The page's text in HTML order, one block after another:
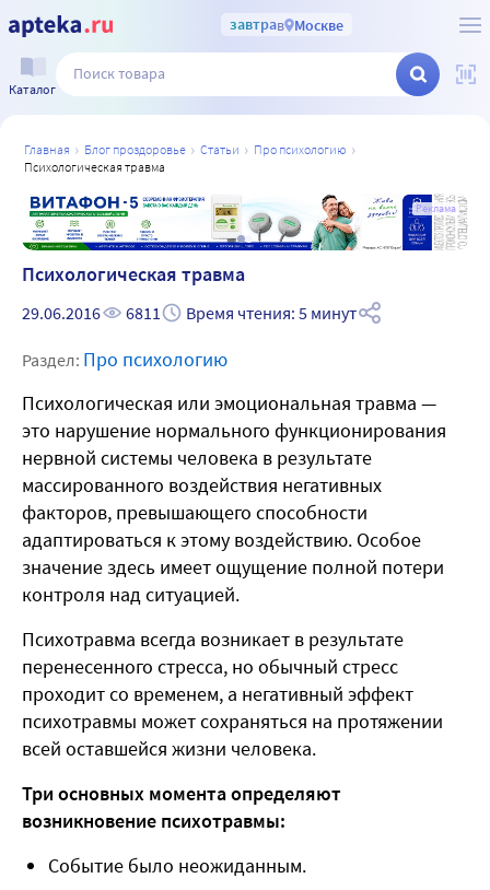
завтрав Москве
Каталог
главная блог проздоровье статьи
про психологию
психологическая травма
Реклама
Психологическая травма
29.06.2016 6811 Время чтения: 5 минут
Раздел: Про психологию
Психологическая или эмоциональная травма —
это нарушение нормального функционирования
нервной системы человека в результате
массированного воздействия негативных
факторов, превышающего способности
адаптироваться к этому воздействию. Особое
значение здесь имеет ощущение полной потери
контроля над ситуацией.
Психотравма всегда возникает в результате
перенесенного стресса, но обычный стресс
проходит со временем, а негативный эффект
психотравмы может сохраняться на протяжении
всей оставшейся жизни человека.
Три основных момента определяют
возникновение психотравмы:
Событие было неожиданным.